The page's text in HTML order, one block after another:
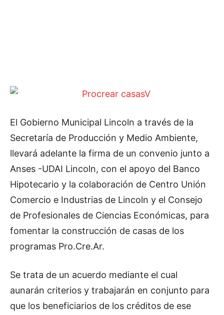
El Gobierno Municipal Lincoln a través de la
Secretaría de Producción y Medio Ambiente,
llevará adelante la firma de un convenio junto a
Anses -UDAI Lincoln, con el apoyo del Banco
Hipotecario y la colaboración de Centro Unión
Comercio e Industrias de Lincoln y el Consejo
de Profesionales de Ciencias Económicas, para
fomentar la construcción de casas de los
programas Pro.Cre.Ar.
Se trata de un acuerdo mediante el cual
aunarán criterios y trabajarán en conjunto para
que los beneficiarios de los créditos de ese